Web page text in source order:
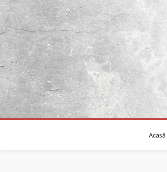
Skip
to
content
Acasă